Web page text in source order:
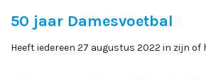
50 jaar Damesvoetbal
Heeft iedereen 27 augustus 2022 in zijn of